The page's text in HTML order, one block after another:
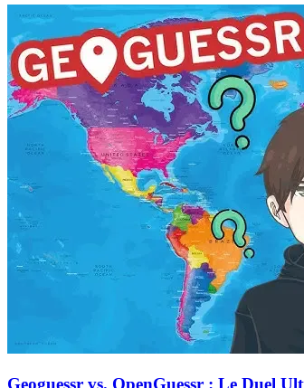
Geoguessr vs. OpenGuessr : Le Duel